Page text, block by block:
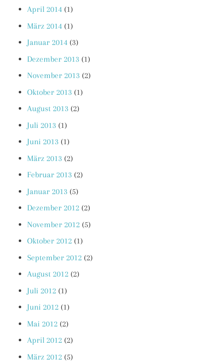
April 2014 (1)
März 2014 (1)
Januar 2014 (3)
Dezember 2013 (1)
November 2013 (2)
Oktober 2013 (1)
August 2013 (2)
Juli 2013 (1)
Juni 2013 (1)
März 2013 (2)
Februar 2013 (2)
Januar 2013 (5)
Dezember 2012 (2)
November 2012 (5)
Oktober 2012 (1)
September 2012 (2)
August 2012 (2)
Juli 2012 (1)
Juni 2012 (1)
Mai 2012 (2)
April 2012 (2)
März 2012 (5)